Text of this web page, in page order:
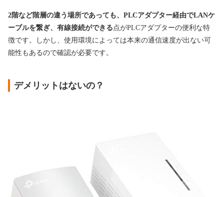
2階など階層の違う場所であっても、PLCアダプター経由でLANケ
ーブルを繋ぎ、有線接続ができる 点がPLCアダプターの便利な特
徴です。しかし、使用環境によっては本来の通信速度が出ない可
能性もあるので確認が必要です。
デメリットはないの？